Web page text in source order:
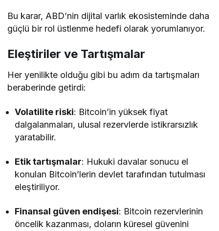
Bu karar, ABD’nin dijital varlık ekosisteminde daha
güçlü bir rol üstlenme hedefi olarak yorumlanıyor.
Eleştiriler ve Tartışmalar
Her yenilikte olduğu gibi bu adım da tartışmaları
beraberinde getirdi:
Volatilite riski: Bitcoin’in yüksek fiyat
dalgalanmaları, ulusal rezervlerde istikrarsızlık
yaratabilir.
Etik tartışmalar: Hukuki davalar sonucu el
konulan Bitcoin’lerin devlet tarafından tutulması
eleştiriliyor.
Finansal güven endişesi: Bitcoin rezervlerinin
öncelik kazanması, doların küresel güvenini